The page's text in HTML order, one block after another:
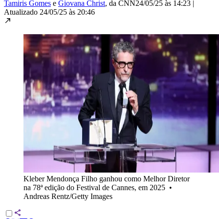
Tamiris Gomes e Giovana Christ, da CNN24/05/25 às 14:23 |
Atualizado 24/05/25 às 20:46
Kleber Mendonça Filho ganhou como Melhor Diretor
na 78ª edição do Festival de Cannes, em 2025 •
Andreas Rentz/Getty Images